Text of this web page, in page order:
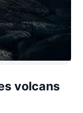
volcans